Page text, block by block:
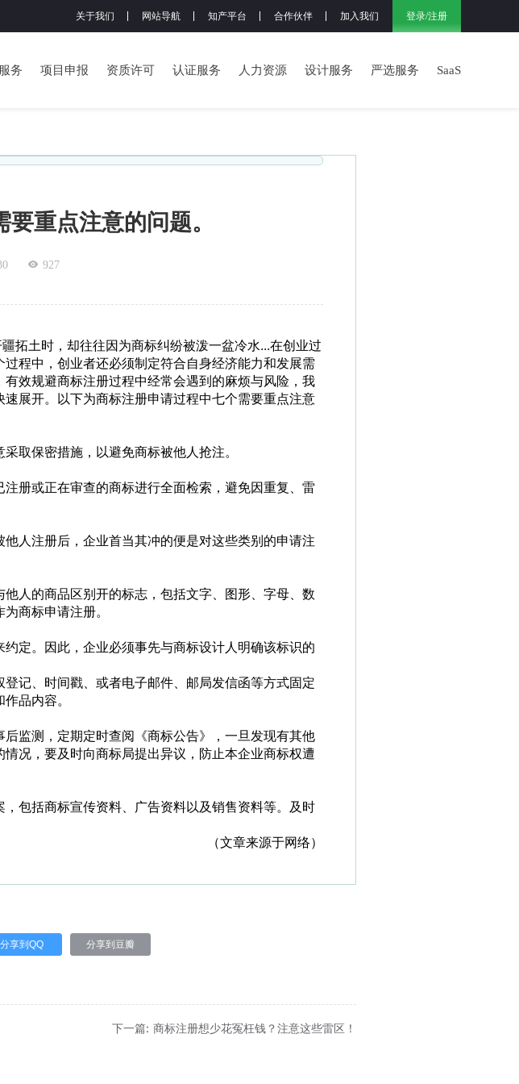
关于我们 网站导航 知产平台 合作伙伴 加入我们 登录/注册
务 项目申报 资质许可 认证服务 人力资源 设计服务 严选服务 SaaS
重点注意的问题。
927
拓土时，却往往因为商标纠纷被泼一盆冷水...在创业过
程中，创业者还必须制定符合自身经济能力和发展需
效规避商标注册过程中经常会遇到的麻烦与风险，我
展开。以下为商标注册申请过程中七个需要重点注意
取保密措施，以避免商标被他人抢注。
册或正在审查的商标进行全面检索，避免因重复、雷
人注册后，企业首当其冲的便是对这些类别的申请注
人的商品区别开的标志，包括文字、图形、字母、数
商标申请注册。
定。因此，企业必须事先与商标设计人明确该标识的
记、时间戳、或者电子邮件、邮局发信函等方式固定
品内容。
监测，定期定时查阅《商标公告》，一旦发现有其他
况，要及时向商标局提出异议，防止本企业商标权遭
包括商标宣传资料、广告资料以及销售资料等。及时
（文章来源于网络）
分享到QQ 分享到豆瓣
下一篇: 商标注册想少花冤枉钱？注意这些雷区！